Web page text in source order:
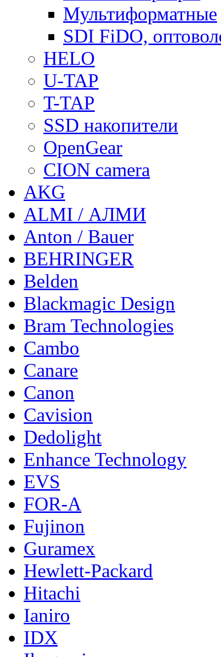
Мультиформатные
SDI FiDO,
HELO
U-TAP
T-TAP
SSD накопители
OpenGear
CION camera
AKG
ALMI / АЛМИ
Anton / Bauer
BEHRINGER
Belden
Blackmagic Design
Bram Technologies
Cambo
Canare
Canon
Cavision
Dedolight
Enhance Technology
EVS
FOR-A
Fujinon
Guramex
Hewlett-Packard
Hitachi
Ianiro
IDX